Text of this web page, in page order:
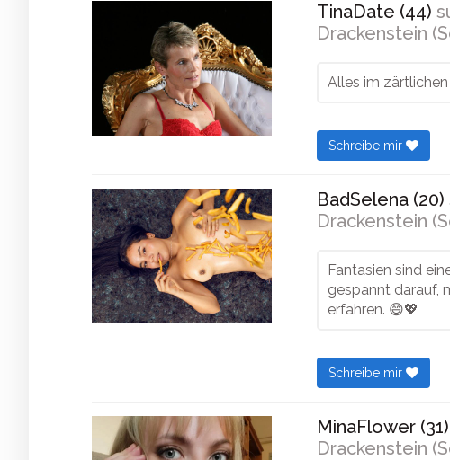
TinaDate (44)
Drackenstein
Alles im
Schreibe mir
BadSelena (20)
Drackenstein
Fantasien sind
gespannt darauf,
erfahren. 😄💖
Schreibe mir
MinaFlower (31)
Drackenstein